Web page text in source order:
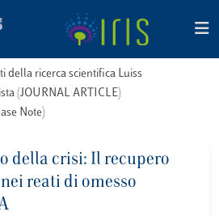
della ricerca scientifica Luiss
(JOURNAL ARTICLE)
Note)
della crisi: Il recupero
reati di omesso